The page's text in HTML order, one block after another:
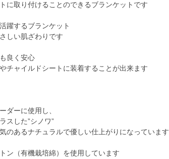
に取り付けることのできるブランケットです
躍するブランケット
しい肌ざわりです
良く安心
チャイルドシートに装着することが出来ます
ダーに使用し、
スした”シノワ”
のあるナチュラルで優しい仕上がりになっています
ン（有機栽培綿）を使用しています